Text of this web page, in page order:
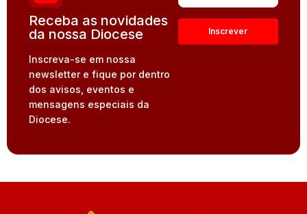
Receba as novidades
da nossa Diocese
Inscreva-se em nossa
newsletter e fique por dentro
dos avisos, eventos e
mensagens especiais da
Diocese.